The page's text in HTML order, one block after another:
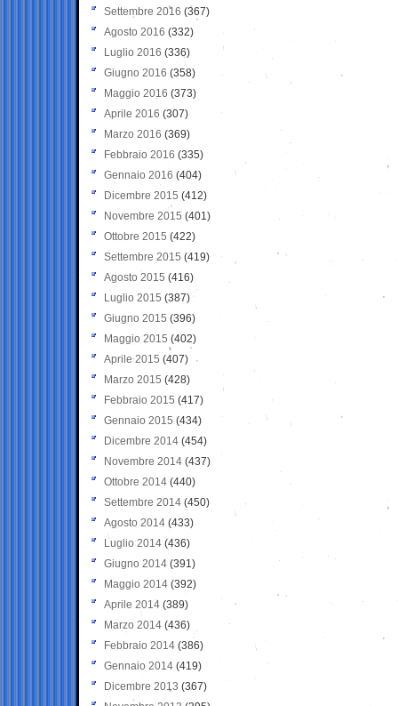
Settembre 2016 (367)
Agosto 2016 (332)
Luglio 2016 (336)
Giugno 2016 (358)
Maggio 2016 (373)
Aprile 2016 (307)
Marzo 2016 (369)
Febbraio 2016 (335)
Gennaio 2016 (404)
Dicembre 2015 (412)
Novembre 2015 (401)
Ottobre 2015 (422)
Settembre 2015 (419)
Agosto 2015 (416)
Luglio 2015 (387)
Giugno 2015 (396)
Maggio 2015 (402)
Aprile 2015 (407)
Marzo 2015 (428)
Febbraio 2015 (417)
Gennaio 2015 (434)
Dicembre 2014 (454)
Novembre 2014 (437)
Ottobre 2014 (440)
Settembre 2014 (450)
Agosto 2014 (433)
Luglio 2014 (436)
Giugno 2014 (391)
Maggio 2014 (392)
Aprile 2014 (389)
Marzo 2014 (436)
Febbraio 2014 (386)
Gennaio 2014 (419)
Dicembre 2013 (367)